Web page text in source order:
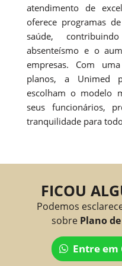
atendimento de
oferece programas
saúde,
absenteísmo e o
empresas. Com
planos, a Unimed
escolham o modelo
seus funcionários,
tranquilidade para
FICOU
Podemos
sobre Plano
Entre em